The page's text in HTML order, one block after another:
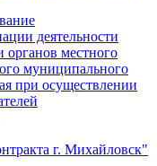
деятельности
органов местного
муниципального
при осуществлении
г. Михайловск"